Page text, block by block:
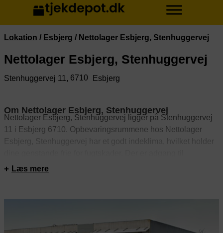
Lokation / Esbjerg / Nettolager Esbjerg, Stenhuggervej
Nettolager Esbjerg, Stenhuggervej
Stenhuggervej 11, 6710 Esbjerg
Om Nettolager Esbjerg, Stenhuggervej
Nettolager Esbjerg, Stenhuggervej ligger på Stenhuggervej
11 i Esbjerg 6710. Opbevaringsrummene hos Nettolager
Esbjerg, Stenhuggervej har et godt indeklima, hvilket holder
opbevaringsrummene døgnet rundt. Rummene er sikret med
Læs mere